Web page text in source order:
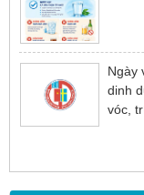
Ngày
dinh
vóc,